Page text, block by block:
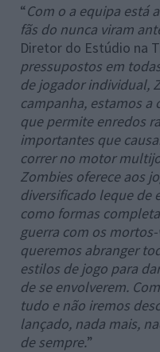
“Com o a equipa está
fãs do nunca viram
Diretor do Estúdio na
pressupostos em
de jogador individual,
campanha, estamos
que permite enredos
importantes que
correr no motor
Zombies oferece aos
diversificado leque de
como formas
guerra com os
queremos abranger
estilos de jogo para
de se envolverem.
tudo e não iremos
lançado, nada mais,
de sempre.”